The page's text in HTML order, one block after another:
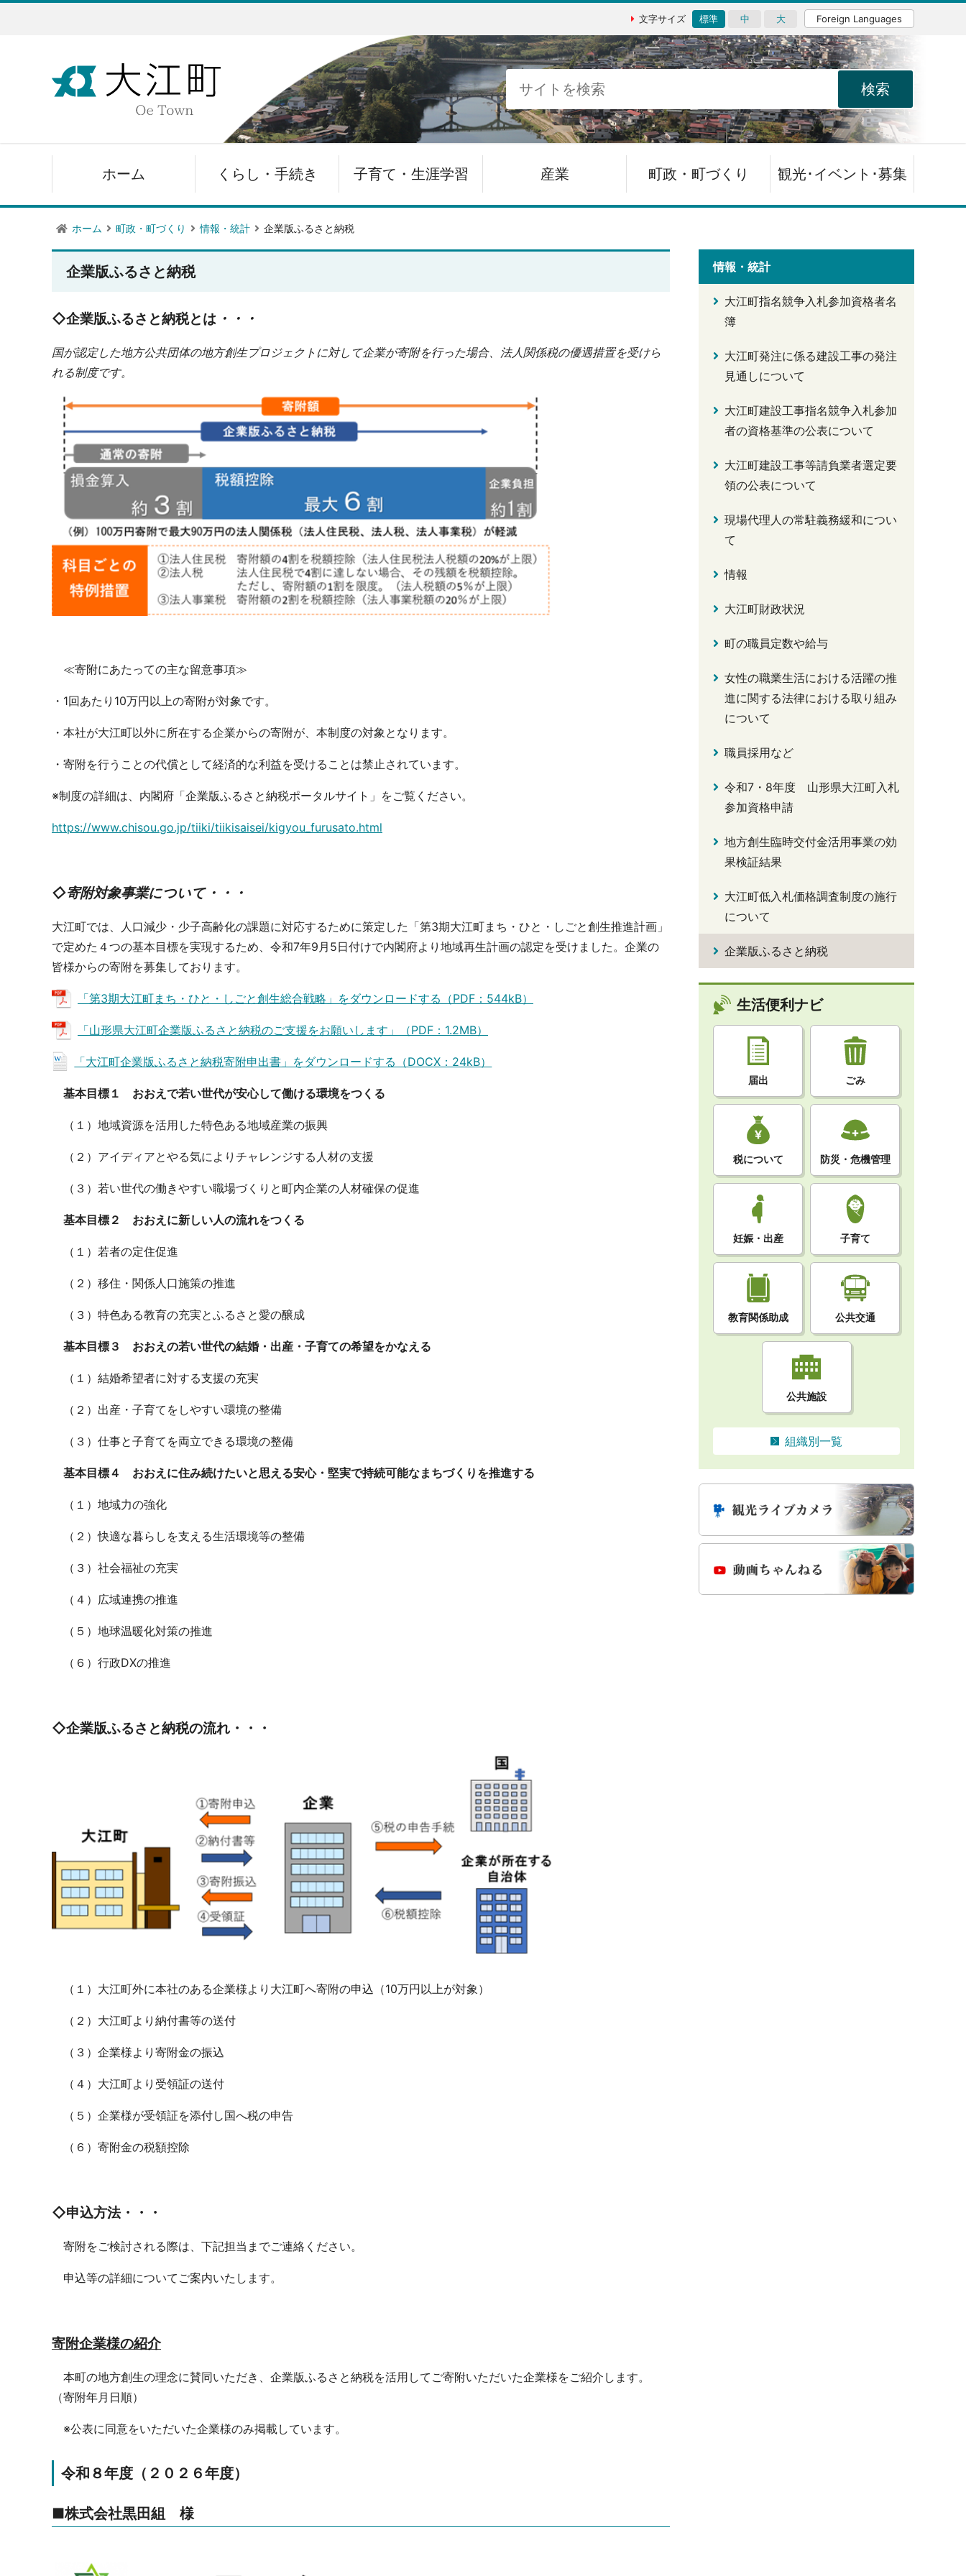
文字サイズ 標準 中 大 Foreign Languages
ホーム くらし・手続き 子育て・生涯学習 産業 町政・町づくり 観光･イベント･募集
ホーム 町政・町づくり 情報・統計 企業版ふるさと納税
企業版ふるさと納税
◇企業版ふるさと納税とは ・・・
国が認定した地方公共団体の地方創生プロジェクトに対して企業が寄附を行った場合、法人関係税の優遇措置を受けら
れる制度です。
≪寄附にあたっての主な留意事項≫
・1回あたり10万円以上の寄附が対象です。
・本社が大江町以外に所在する企業からの寄附が、本制度の対象となります。
・寄附を行うことの代償として経済的な利益を受けることは禁止されています。
※制度の詳細は、内閣府「企業版ふるさと納税ポータルサイト」をご覧ください。
https://www.chisou.go.jp/tiiki/tiikisaisei/kigyou_furusato.html
◇寄附対象事業について・・・
大江町では、人口減少・少子高齢化の課題に対応するために策定した「第3期大江町まち・ひと・しごと創生推進計画」
で定めた４つの基本目標を実現するため、令和7年9月5日付けで内閣府より地域再生計画の認定を受けました。企業の
皆様からの寄附を募集しております。
「第3期大江町まち・ひと・しごと創生総合戦略」をダウンロードする（PDF：544kB）
「山形県大江町企業版ふるさと納税のご支援をお願いします」（PDF：1.2MB）
「大江町企業版ふるさと納税寄附申出書」をダウンロードする（DOCX：24kB）
基本目標１ おおえで若い世代が安心して働ける環境をつくる
（１）地域資源を活用した特色ある地域産業の振興
（２）アイディアとやる気によりチャレンジする人材の支援
（３）若い世代の働きやすい職場づくりと町内企業の人材確保の促進
基本目標２ おおえに新しい人の流れをつくる
（１）若者の定住促進
（２）移住・関係人口施策の推進
（３）特色ある教育の充実とふるさと愛の醸成
基本目標３ おおえの若い世代の結婚・出産・子育ての希望をかなえる
（１）結婚希望者に対する支援の充実
（２）出産・子育てをしやすい環境の整備
（３）仕事と子育てを両立できる環境の整備
基本目標４ おおえに住み続けたいと思える安心・堅実で持続可能なまちづくりを推進する
（１）地域力の強化
（２）快適な暮らしを支える生活環境等の整備
（３）社会福祉の充実
（４）広域連携の推進
（５）地球温暖化対策の推進
（６）行政DXの推進
◇企業版ふるさと納税の流れ・・・
（１）大江町外に本社のある企業様より大江町へ寄附の申込（10万円以上が対象）
（２）大江町より納付書等の送付
（３）企業様より寄附金の振込
（４）大江町より受領証の送付
（５）企業様が受領証を添付し国へ税の申告
（６）寄附金の税額控除
◇申込方法・・・
寄附をご検討される際は、下記担当までご連絡ください。
申込等の詳細についてご案内いたします。
寄附企業様の紹介
本町の地方創生の理念に賛同いただき、企業版ふるさと納税を活用してご寄附いただいた企業様をご紹介します。
（寄附年月日順）
※公表に同意をいただいた企業様のみ掲載しています。
令和８年度（２０２６年度）
■株式会社黒田組 様
情報・統計
大江町指名競争入札参加資格者名
簿
大江町発注に係る建設工事の発注
見通しについて
大江町建設工事指名競争入札参加
者の資格基準の公表について
大江町建設工事等請負業者選定要
領の公表について
現場代理人の常駐義務緩和につい
て
情報
大江町財政状況
町の職員定数や給与
女性の職業生活における活躍の推
進に関する法律における取り組み
について
職員採用など
令和7・8年度 山形県大江町入札
参加資格申請
地方創生臨時交付金活用事業の効
果検証結果
大江町低入札価格調査制度の施行
について
企業版ふるさと納税
生活便利ナビ
届出 ごみ
税について 防災・危機管理
妊娠・出産 子育て
教育関係助成 公共交通
公共施設
組織別一覧